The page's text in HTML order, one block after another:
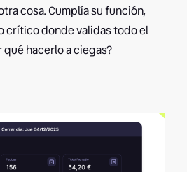
cosa. Cumplía su función,
crítico donde validas todo el
hacerlo a ciegas?